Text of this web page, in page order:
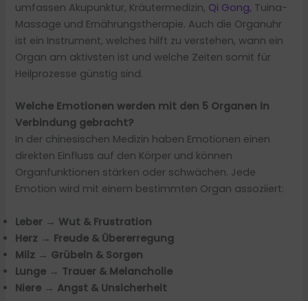
umfassen Akupunktur, Kräutermedizin, Qi Gong, Tuina-
Massage und Ernährungstherapie. Auch die Organuhr
ist ein Instrument, welches hilft zu verstehen, wann ein
Organ am aktivsten ist und welche Zeiten somit für
Heilprozesse günstig sind.
Welche Emotionen werden mit den 5 Organen in
Verbindung gebracht?
In der chinesischen Medizin haben Emotionen einen
direkten Einfluss auf den Körper und können
Organfunktionen stärken oder schwächen. Jede
Emotion wird mit einem bestimmten Organ assoziiert:
Leber → Wut & Frustration
Herz → Freude & Übererregung
Milz → Grübeln & Sorgen
Lunge → Trauer & Melancholie
Niere → Angst & Unsicherheit